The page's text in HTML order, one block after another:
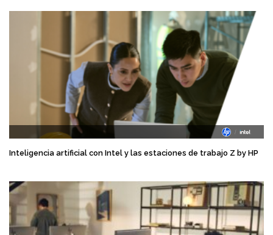
Inteligencia artificial con Intel y las estaciones de trabajo Z by HP